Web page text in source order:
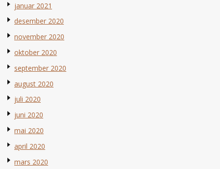
januar 2021
desember 2020
november 2020
oktober 2020
september 2020
august 2020
juli 2020
juni 2020
mai 2020
april 2020
mars 2020